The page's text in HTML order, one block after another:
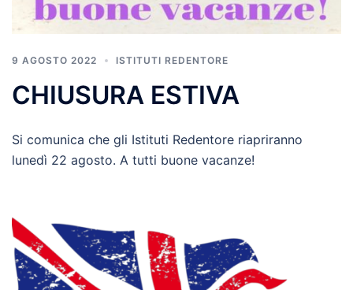
9 AGOSTO 2022 ISTITUTI REDENTORE
CHIUSURA ESTIVA
Si comunica che gli Istituti Redentore riapriranno
lunedì 22 agosto. A tutti buone vacanze!